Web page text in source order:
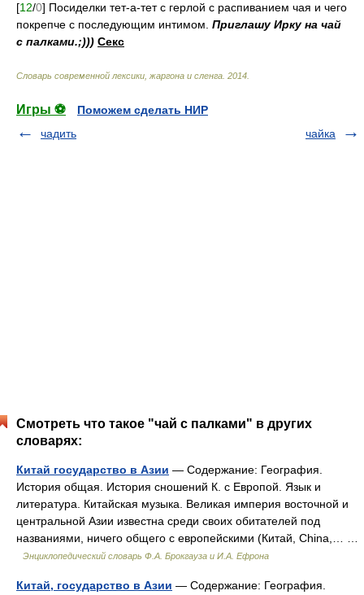
[12/0] Посиделки тет-а-тет с герлой с распиванием чая и чего
покрепче с последующим интимом. Приглашу Ирку на чай
с палками.;))) Секс
Cловарь современной лексики, жаргона и сленга 2014
Игры ⚽
Поможем сделать НИР
чадить
чайка
Смотреть что такое "чай с палками" в других
словарях:
Китай государство в Азии — Содержание: География.
История общая. История сношений К. с Европой. Язык и
литература. Китайская музыка. Великая империя восточной и
центральной Азии известна среди своих обитателей под
названиями, ничего общего с европейскими (Китай, China,… …
Энциклопедический словарь Ф.А. Брокгауза и И.А. Ефрона
Китай, государство в Азии — Содержание: География.